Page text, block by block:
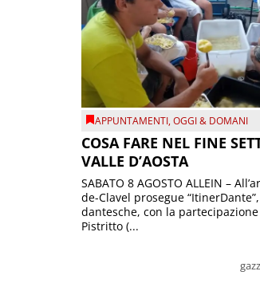
APPUNTAMENTI,OGGI & DOMANI
COSA FARE NEL FINE
VALLE D’AOSTA
SABATO 8 AGOSTO ALLEIN –
de-Clavel prosegue
dantesche, con la
Pistritto (...